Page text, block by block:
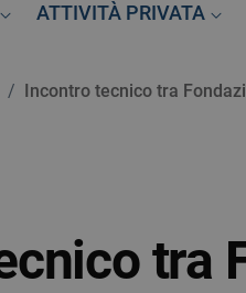
ATTIVITÀ PRIVATA
/ Incontro tecnico tra
tra